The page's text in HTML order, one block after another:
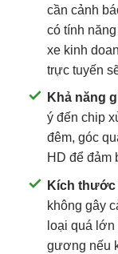
cần cảnh
có tính
xe kinh
trực tuyến
Khả năng
ý đến chip
đêm, góc
HD để đảm
Kích thước
không gây
loại quá
gương nếu